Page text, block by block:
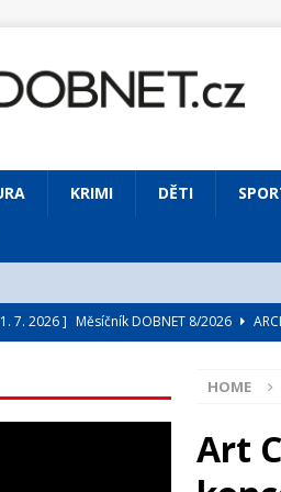
KRIMI DĚTI
7. 2026 ] Měsíčník DOBNET 8/2026
7. 2026 ] Jednou Slavoj, vždycky Slavoj!
Zámek Liteň rozezní hvězdně
HOME
Art